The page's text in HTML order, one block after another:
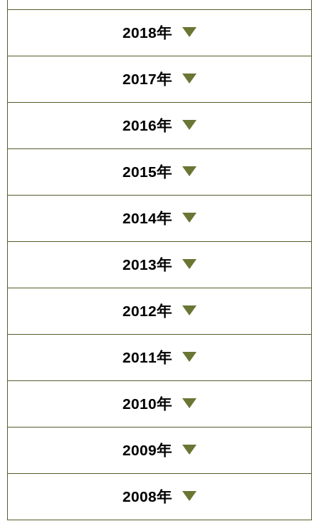
2018年
2017年
2016年
2015年
2014年
2013年
2012年
2011年
2010年
2009年
2008年